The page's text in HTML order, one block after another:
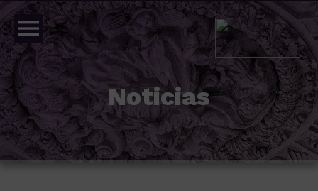
menu
Noticias